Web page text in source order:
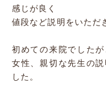
感じが良く
値段など説明をいただ
初めての来院でした
女性、親切な先生の
した。